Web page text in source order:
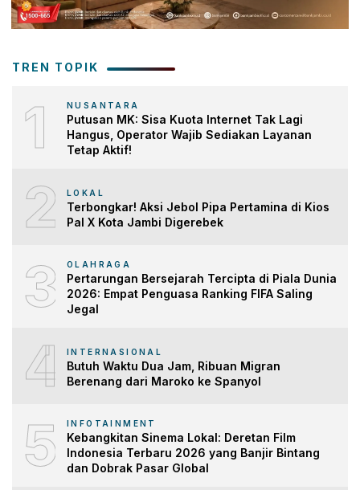
TREN TOPIK
1 NUSANTARA
Putusan MK: Sisa Kuota Internet Tak Lagi
Hangus, Operator Wajib Sediakan Layanan
Tetap Aktif!
2 LOKAL
Terbongkar! Aksi Jebol Pipa Pertamina di Kios
Pal X Kota Jambi Digerebek
3 OLAHRAGA
Pertarungan Bersejarah Tercipta di Piala Dunia
2026: Empat Penguasa Ranking FIFA Saling
Jegal
4 INTERNASIONAL
Butuh Waktu Dua Jam, Ribuan Migran
Berenang dari Maroko ke Spanyol
5 INFOTAINMENT
Kebangkitan Sinema Lokal: Deretan Film
Indonesia Terbaru 2026 yang Banjir Bintang
dan Dobrak Pasar Global